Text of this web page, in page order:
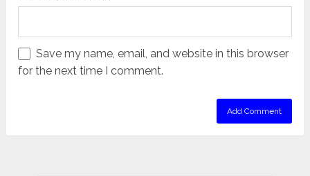
Save my name, email, and website in this browser
for the next time I comment.